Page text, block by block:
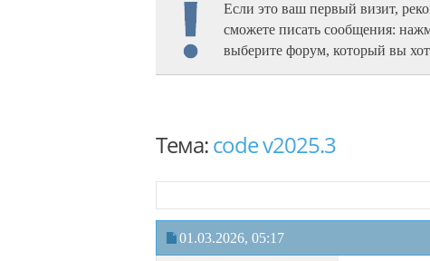
Если это ваш первый визит,
сможете писать сообщения:
выберите форум, который вы
Тема:code v2025.3
01.03.2026, 05:17